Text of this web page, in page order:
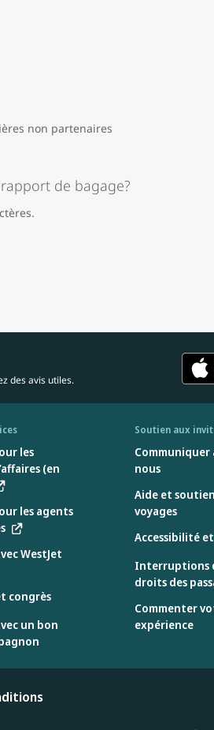
non partenaires
de bagage?
des avis utiles.
les
(en
les agents
WestJet
congrès
un bon
Soutien aux
Communiquer
nous
Aide et
voyages
Accessibilité
Interruptions
droits des
Commenter
expérience